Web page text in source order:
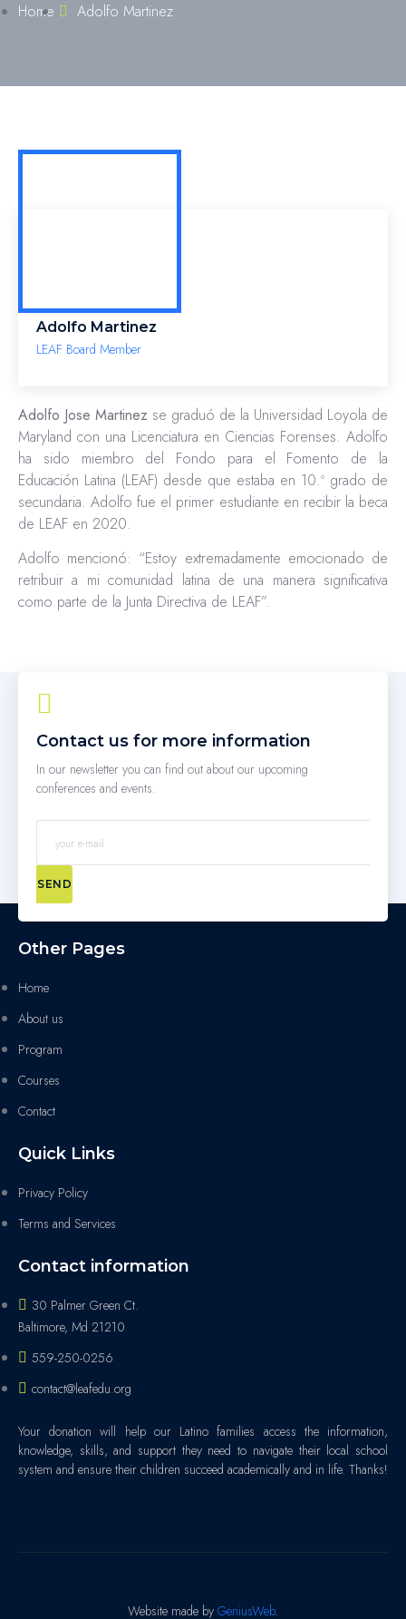
Home Adolfo Martinez
Adolfo Martinez
LEAF Board Member
Adolfo Jose Martinez se graduó de la Universidad Loyola de
Maryland con una Licenciatura en Ciencias Forenses. Adolfo
ha sido miembro del Fondo para el Fomento de la
Educación Latina (LEAF) desde que estaba en 10.º grado de
secundaria. Adolfo fue el primer estudiante en recibir la beca
de LEAF en 2020.
Adolfo mencionó: “Estoy extremadamente emocionado de
retribuir a mi comunidad latina de una manera significativa
como parte de la Junta Directiva de LEAF”.
Contact us for more information
In our newsletter you can find out about our upcoming
conferences and events.
SEND
Other Pages
Home
About us
Program
Courses
Contact
Quick Links
Privacy Policy
Terms and Services
Contact information
30 Palmer Green Ct.
Baltimore, Md 21210
559-250-0256
contact@leafedu.org
Your donation will help our Latino families access the information,
knowledge, skills, and support they need to navigate their local school
system and ensure their children succeed academically and in life. Thanks!
Website made by GeniusWeb.